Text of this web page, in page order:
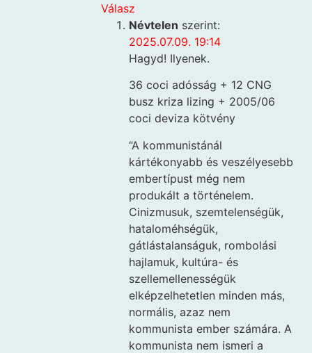
Válasz
Névtelen szerint:
2025.07.09. 19:14
Hagyd! Ilyenek.
36 coci adósság + 12 CNG
busz kriza lizing + 2005/06
coci deviza kötvény
“A kommunistánál
kártékonyabb és veszélyesebb
embertípust még nem
produkált a történelem.
Cinizmusuk, szemtelenségük,
hataloméhségük,
gátlástalanságuk, rombolási
hajlamuk, kultúra- és
szellemellenességük
elképzelhetetlen minden más,
normális, azaz nem
kommunista ember számára. A
kommunista nem ismeri a